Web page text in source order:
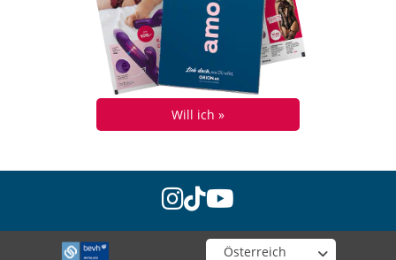
Will ich »
instagram
tiktok
youtube
Wähle deinen Shop